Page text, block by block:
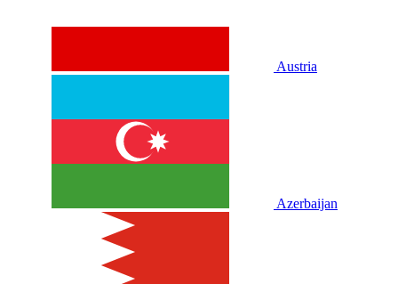
Austria
Azerbaijan